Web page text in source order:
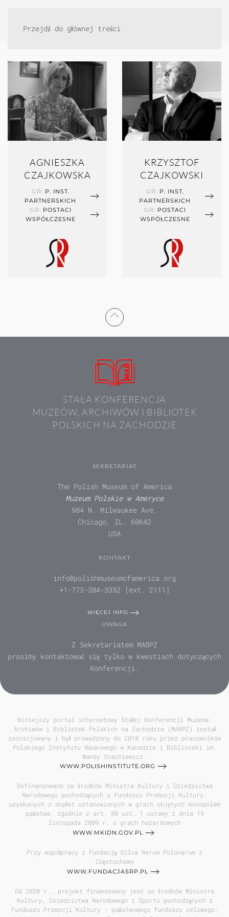
Przejdź do głównej treści
AGNIESZKA
CZAJKOWSKA
GR: P. INST.
PARTNERSKICH
GR: POSTACI
WSPÓŁCZESNE
KRZYSZTOF
CZAJKOWSKI
GR: P. INST.
PARTNERSKICH
GR: POSTACI
WSPÓŁCZESNE
STAŁA KONFERENCJA
MUZEÓW, ARCHIWÓW I BIBLIOTEK
POLSKICH NA ZACHODZIE
SEKRETARIAT
The Polish Museum of America
Muzeum Polskie w Ameryce
984 N. Milwaukee Ave.
Chicago, IL. 60642
USA
KONTAKT
info@polishmuseumofamerica.org
+1-773-384-3352 [ext. 2111]
WIĘCEJ INFO
UWAGA
Z Sekretariatem MABPZ
prosimy kontaktować się tylko w kwestiach dotyczących
Konferencji.
Niniejszy portal internetowy Stałej Konferencji Muzeów,
Archiwów i Bibliotek Polskich na Zachodzie (MABPZ) został
zainicjowany i był prowadzony do 2018 roku przez pracowników
Polskiego Instytutu Naukowego w Kanadzie i Biblioteki im.
Wandy Stachiewicz.
WWW.POLISHINSTITUTE.ORG
Dofinansowano ze środków Ministra Kultury i Dziedzictwa
Narodowego pochodzących z Funduszu Promocji Kultury,
uzyskanych z dopłat ustanowionych w grach objętych monopolem
państwa, zgodnie z art. 80 ust. 1 ustawy z dnia 19
listopada 2009 r. o grach hazardowych
WWW.MKIDN.GOV.PL
Przy współpracy z Fundacją Silva Rerum Polonarum z
Częstochowy
WWW.FUNDACJASRP.PL
Od 2020 r., projekt finansowany jest ze środków Ministra
Kultury, Dziedzictwa Narodowego i Sportu pochodzących z
Funduszu Promocji Kultury - państwowego funduszu celowego;